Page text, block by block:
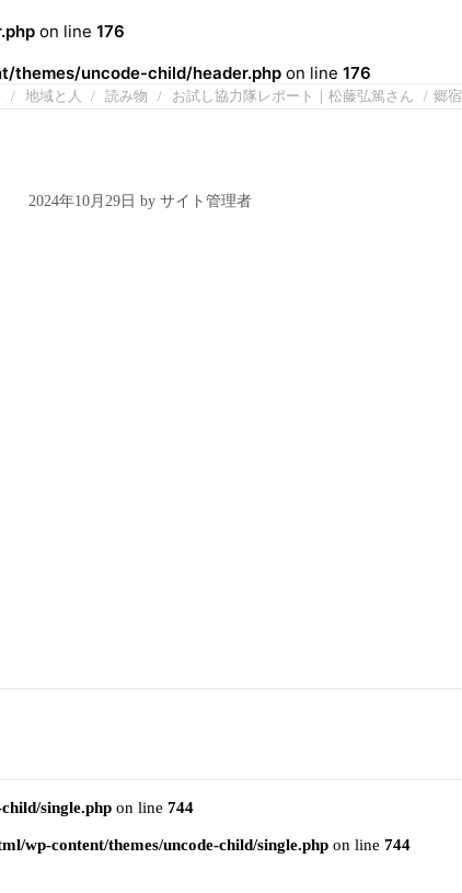
on line 176
themes/uncode-child/header.php on line 176
地域と人 読み物 お試し協力隊レポート｜松藤弘篤さん 郷宿
2024年10月29日 by サイト管理者
single.phpon line 744
wp-content/themes/uncode-child/single.phpon line 744